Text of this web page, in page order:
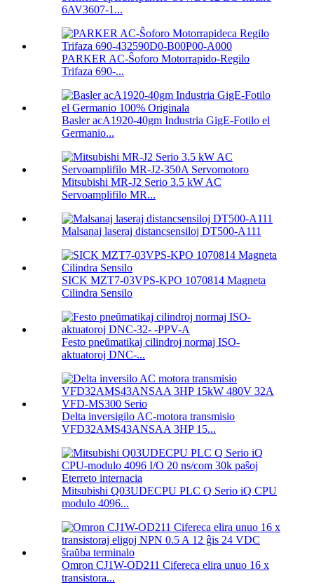
6AV3607-1...
PARKER AC-Ŝoforo Motorrapido-Regilo
Trifaza 690-...
Basler acA1920-40gm Industria GigE-Fotilo el
Germanio...
Mitsubishi MR-J2 Serio 3.5 kW AC
Servoamplifilo MR...
Malsanaj laseraj distancsensiloj DT500-A111
SICK MZT7-03VPS-KPO 1070814 Magneta
Cilindra Sensilo
Festo pneŭmatikaj cilindroj normaj ISO-
aktuatoroj DNC-...
Delta inversigilo AC-motora transmisio
VFD32AMS43ANSAA 3HP 15...
Mitsubishi Q03UDECPU PLC Q Serio iQ CPU
modulo 4096...
Omron CJ1W-OD211 Cifereca elira unuo 16 x
transistora...